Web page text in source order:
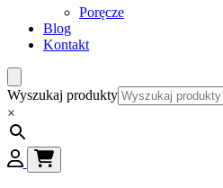
Poręcze
Blog
Kontakt
Wyszukaj produkty
×